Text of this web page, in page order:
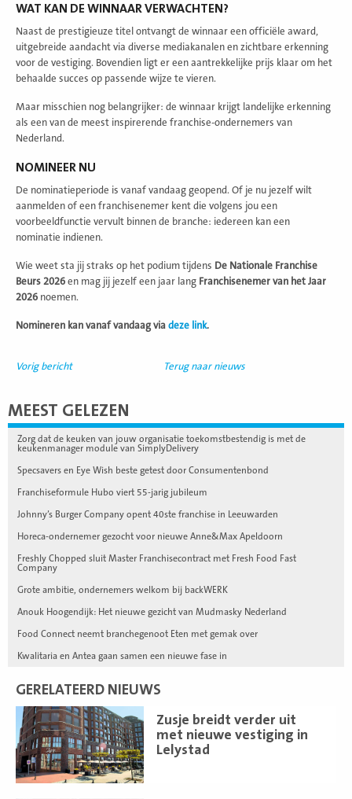
WAT KAN DE WINNAAR VERWACHTEN?
Naast de prestigieuze titel ontvangt de winnaar een officiële award,
uitgebreide aandacht via diverse mediakanalen en zichtbare erkenning
voor de vestiging. Bovendien ligt er een aantrekkelijke prijs klaar om het
behaalde succes op passende wijze te vieren.
Maar misschien nog belangrijker: de winnaar krijgt landelijke erkenning
als een van de meest inspirerende franchise-ondernemers van
Nederland.
NOMINEER NU
De nominatieperiode is vanaf vandaag geopend. Of je nu jezelf wilt
aanmelden of een franchisenemer kent die volgens jou een
voorbeeldfunctie vervult binnen de branche: iedereen kan een
nominatie indienen.
Wie weet sta jij straks op het podium tijdens De Nationale Franchise
Beurs 2026 en mag jij jezelf een jaar lang Franchisenemer van het Jaar
2026 noemen.
Nomineren kan vanaf vandaag via deze link.
Vorig bericht Terug naar nieuws
MEEST GELEZEN
Zorg dat de keuken van jouw organisatie toekomstbestendig is met de
keukenmanager module van SimplyDelivery
Specsavers en Eye Wish beste getest door Consumentenbond
Franchiseformule Hubo viert 55-jarig jubileum
Johnny’s Burger Company opent 40ste franchise in Leeuwarden
Horeca-ondernemer gezocht voor nieuwe Anne&Max Apeldoorn
Freshly Chopped sluit Master Franchisecontract met Fresh Food Fast
Company
Grote ambitie, ondernemers welkom bij backWERK
Anouk Hoogendijk: Het nieuwe gezicht van Mudmasky Nederland
Food Connect neemt branchegenoot Eten met gemak over
Kwalitaria en Antea gaan samen een nieuwe fase in
GERELATEERD NIEUWS
Zusje breidt verder uit
met nieuwe vestiging in
Lelystad
Lees
meer